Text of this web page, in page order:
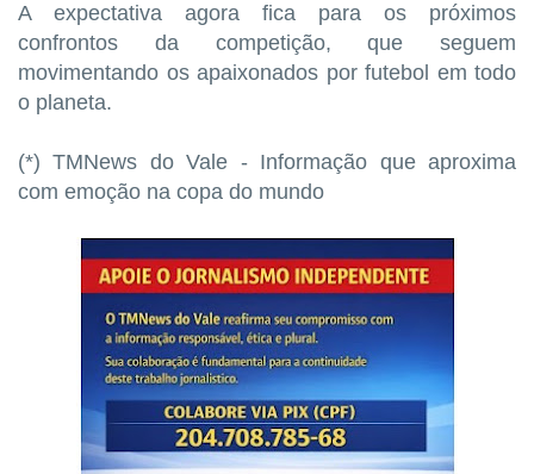
A expectativa agora fica para os próximos
confrontos da competição, que seguem
movimentando os apaixonados por futebol em todo
o planeta.
(*) TMNews do Vale - Informação que aproxima
com emoção na copa do mundo